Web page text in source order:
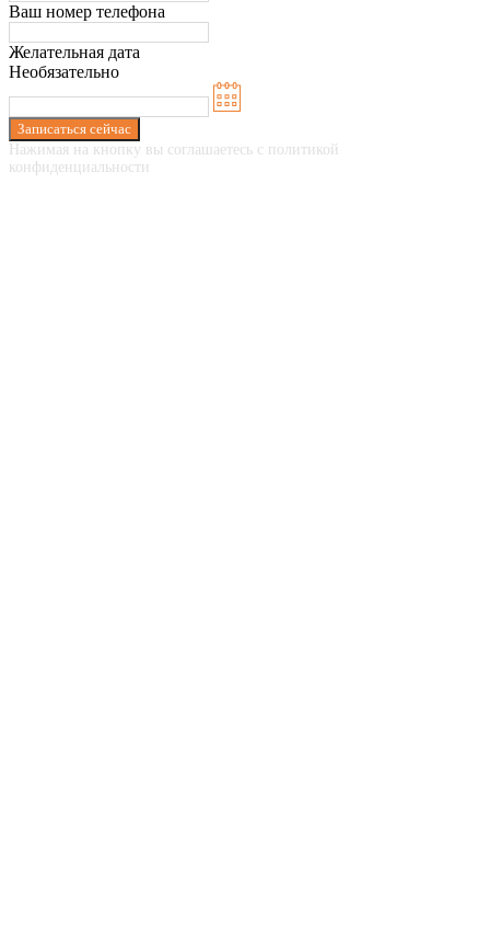
Ваш номер телефона
Желательная дата
Необязательно
Записаться сейчас
Нажимая на кнопку вы соглашаетесь с политикой
конфиденциальности